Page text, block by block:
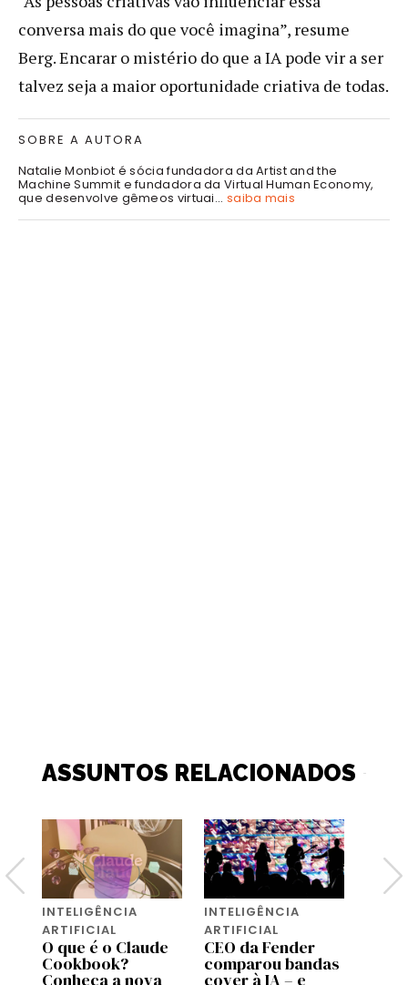
conversa mais do que você imagina”, resume
Berg. Encarar o mistério do que a IA pode vir a ser
talvez seja a maior oportunidade criativa de todas.
SOBRE A AUTORA
Natalie Monbiot é sócia fundadora da Artist and the
Machine Summit e fundadora da Virtual Human Economy,
que desenvolve gêmeos virtuai... saiba mais
ASSUNTOS RELACIONADOS
INTELIGÊNCIA
ARTIFICIAL
O que é o Claude
Cookbook?
Conheça a nova
INTELIGÊNCIA
ARTIFICIAL
CEO da Fender
comparou bandas
cover à IA – e